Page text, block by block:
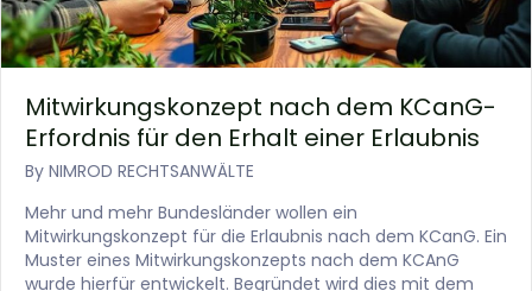
Mitwirkungskonzept nach dem KCanG-
Erfordnis für den Erhalt einer Erlaubnis
By NIMROD RECHTSANWÄLTE
Mehr und mehr Bundesländer wollen ein
Mitwirkungskonzept für die Erlaubnis nach dem KCanG. Ein
Muster eines Mitwirkungskonzepts nach dem KCAnG
wurde hierfür entwickelt. Begründet wird dies mit dem